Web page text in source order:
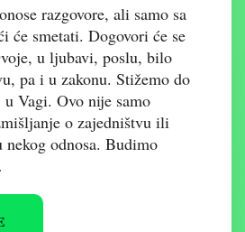
razgovore, ali samo sa
će smetati. Dogovori će se
u ljubavi, poslu, bilo
pa i u zakonu. Stižemo do
Vagi. Ovo nije samo
o zajedništvu ili
nekog odnosa. Budimo